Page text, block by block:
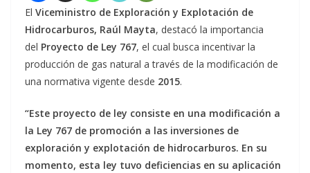
El Viceministro de Exploración y Explotación de
Hidrocarburos, Raúl Mayta, destacó la importancia
del Proyecto de Ley 767, el cual busca incentivar la
producción de gas natural a través de la modificación de
una normativa vigente desde 2015.
“Este proyecto de ley consiste en una modificación a
la Ley 767 de promoción a las inversiones de
exploración y explotación de hidrocarburos. En su
momento, esta ley tuvo deficiencias en su aplicación